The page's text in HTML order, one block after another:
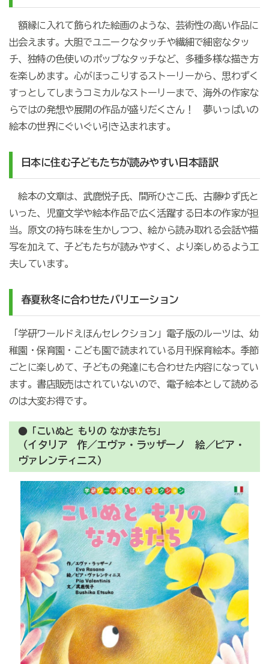
額縁に入れて飾られた絵画のような、芸術性の高い作品に
出会えます。大胆でユニークなタッチや繊細で細密なタッ
チ、独特の色使いのポップなタッチなど、多種多様な描き方
を楽しめます。心がほっこりするストーリーから、思わずく
すっとしてしまうコミカルなストーリーまで、海外の作家な
らではの発想や展開の作品が盛りだくさん！ 夢いっぱいの
絵本の世界にぐいぐい引き込まれます。
日本に住む子どもたちが読みやすい日本語訳
絵本の文章は、武鹿悦子氏、間所ひさこ氏、古藤ゆず氏と
いった、児童文学や絵本作品で広く活躍する日本の作家が担
当。原文の持ち味を生かしつつ、絵から読み取れる会話や描
写を加えて、子どもたちが読みやすく、より楽しめるよう工
夫しています。
春夏秋冬に合わせたバリエーション
「学研ワールドえほんセレクション」電子版のルーツは、幼
稚園・保育園・こども園で読まれている月刊保育絵本。季節
ごとに楽しめて、子どもの発達にも合わせた内容になってい
ます。書店販売はされていないので、電子絵本として読める
のは大変お得です。
●「こいぬと もりの なかまたち」
（イタリア 作／エヴァ・ラッザーノ 絵／ピア・
ヴァレンティニス）